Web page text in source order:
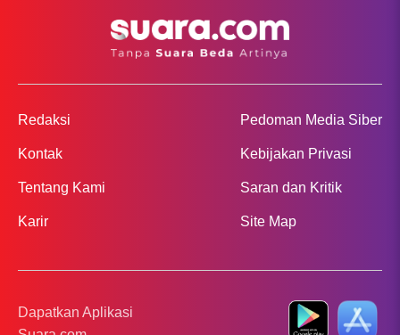
Redaksi
Kontak
Tentang Kami
Karir
Pedoman Media Siber
Kebijakan Privasi
Saran dan Kritik
Site Map
Dapatkan Aplikasi